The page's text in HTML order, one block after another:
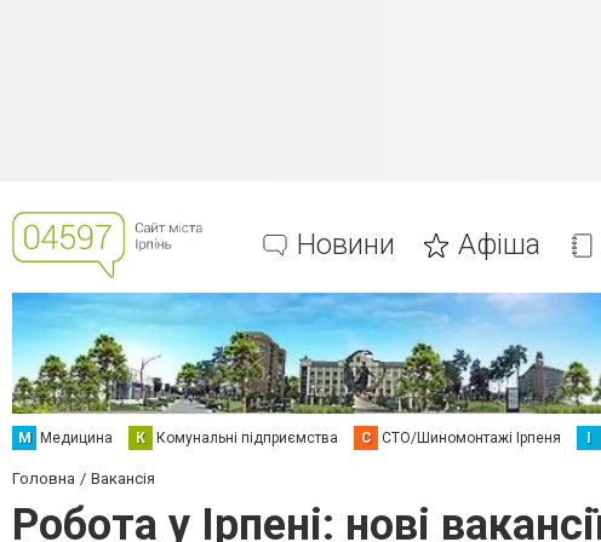
Новини Афіша
М Медицина К Комунальні підприємства С СТО/Шиномонтажі Ірпеня І
Головна Вакансія
Робота у Ірпені: нові